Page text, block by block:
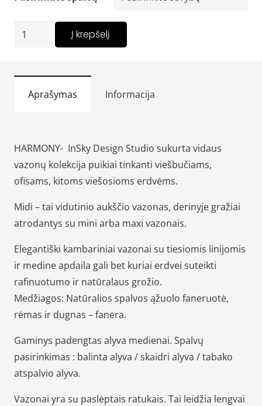
produkto
midi
vazonas
Į krepšelį
Aprašymas Informacija
HARMONY- InSky Design Studio sukurta vidaus
vazonų kolekcija puikiai tinkanti viešbučiams,
ofisams, kitoms viešosioms erdvėms.
Midi – tai vidutinio aukščio vazonas, derinyje gražiai
atrodantys su mini arba maxi vazonais.
Elegantiški kambariniai vazonai su tiesiomis linijomis
ir medine apdaila gali bet kuriai erdvei suteikti
rafinuotumo ir natūralaus grožio.
Medžiagos: Natūralios spalvos ąžuolo faneruotė,
rėmas ir dugnas – fanera.
Gaminys padengtas alyva medienai. Spalvų
pasirinkimas : balinta alyva / skaidri alyva / tabako
atspalvio alyva.
Vazonai yra su paslėptais ratukais. Tai leidžia lengvai